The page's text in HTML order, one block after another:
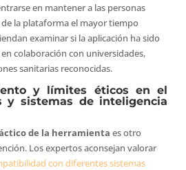
en mantener a las personas
la plataforma el mayor tiempo
examinar si la aplicación ha sido
colaboración con universidades,
sanitarias reconocidas.
y límites éticos en el
y sistemas de inteligencia
de la herramienta es otro
Los expertos aconsejan valorar
con diferentes sistemas